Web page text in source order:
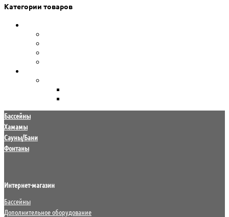
Категории товаров
Бассейны
Хамамы
Сауны/Бани
Фонтаны
Интернет-магазин
Бассейны
Дополнительное оборудование